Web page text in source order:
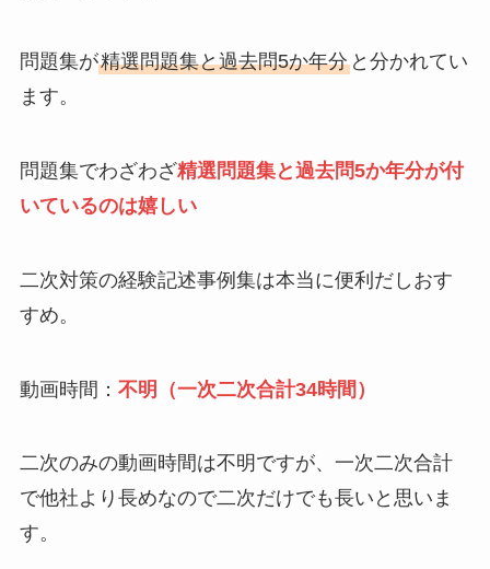
問題集が精選問題集と過去問5か年分と分かれてい
ます。
問題集でわざわざ精選問題集と過去問5か年分が付
いているのは嬉しい
二次対策の経験記述事例集は本当に便利だしおす
すめ。
動画時間： 不明（一次二次合計34時間）
二次のみの動画時間は不明ですが、一次二次合計
で他社より長めなので二次だけでも長いと思いま
す。